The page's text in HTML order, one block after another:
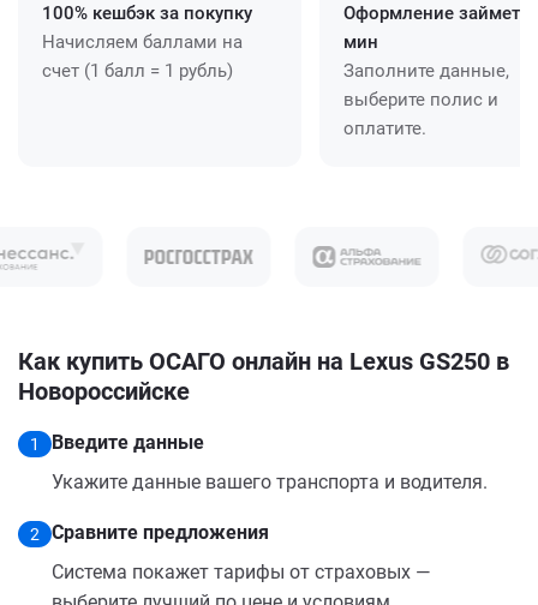
100% кешбэк за покупку
Начисляем баллами на
счет (1 балл = 1 рубль)
Оформление займет
мин
Заполните данные,
выберите полис и
оплатите.
Как купить ОСАГО онлайн на Lexus GS250 в
Новороссийске
1
Введите данные
Укажите данные вашего транспорта и водителя.
2
Сравните предложения
Система покажет тарифы от страховых —